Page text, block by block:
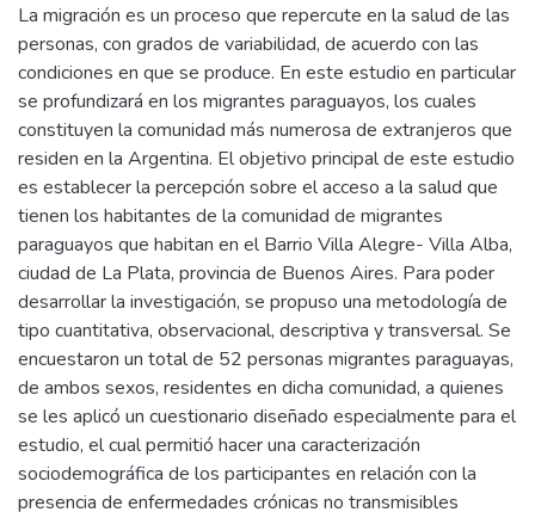
La migración es un proceso que repercute en la salud de las
personas, con grados de variabilidad, de acuerdo con las
condiciones en que se produce. En este estudio en particular
se profundizará en los migrantes paraguayos, los cuales
constituyen la comunidad más numerosa de extranjeros que
residen en la Argentina. El objetivo principal de este estudio
es establecer la percepción sobre el acceso a la salud que
tienen los habitantes de la comunidad de migrantes
paraguayos que habitan en el Barrio Villa Alegre- Villa Alba,
ciudad de La Plata, provincia de Buenos Aires. Para poder
desarrollar la investigación, se propuso una metodología de
tipo cuantitativa, observacional, descriptiva y transversal. Se
encuestaron un total de 52 personas migrantes paraguayas,
de ambos sexos, residentes en dicha comunidad, a quienes
se les aplicó un cuestionario diseñado especialmente para el
estudio, el cual permitió hacer una caracterización
sociodemográfica de los participantes en relación con la
presencia de enfermedades crónicas no transmisibles